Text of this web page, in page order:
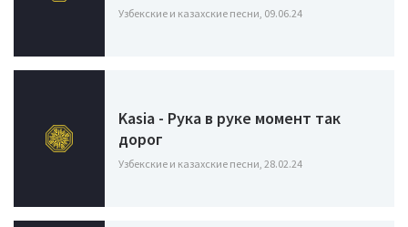
Узбекские и казахские песни, 09.06.24
Kasia - Рука в руке момент так
дорог
Узбекские и казахские песни, 28.02.24